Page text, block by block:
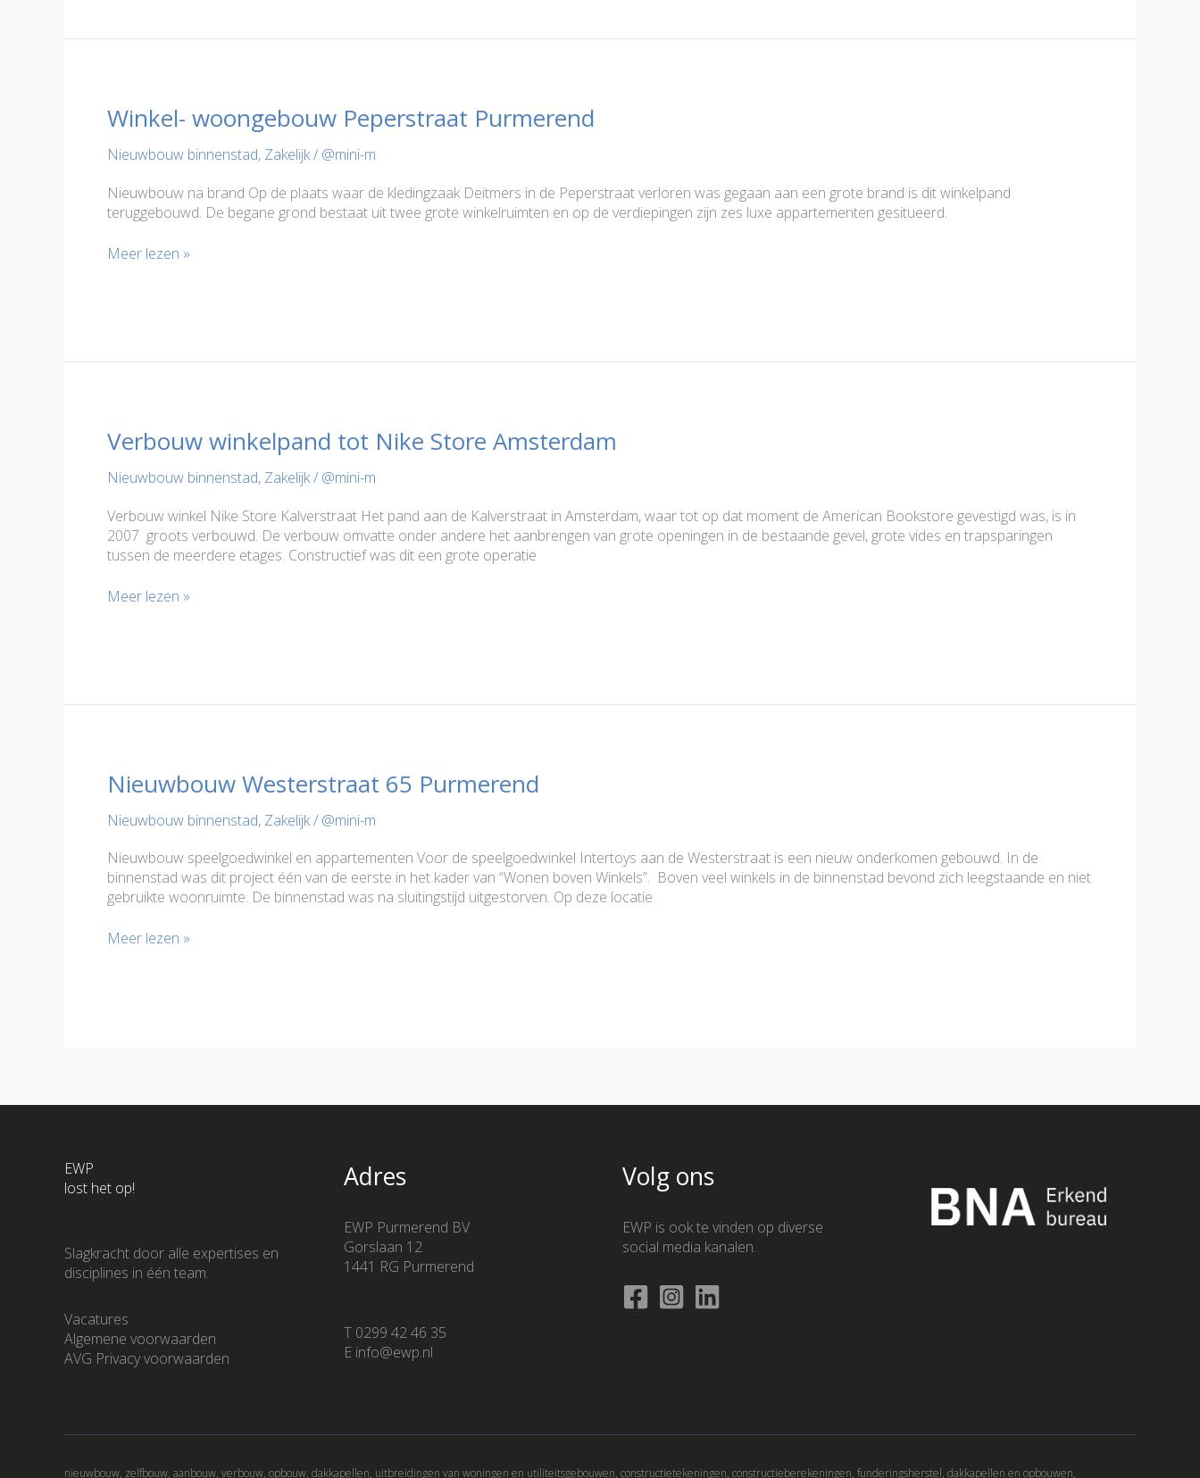
Winkel- woongebouw Peperstraat Purmerend
Nieuwbouw binnenstad, Zakelijk/ @mini-m
Nieuwbouw na brand Op de plaats waar de kledingzaak Deitmers in de Peperstraat verloren was gegaan aan een grote brand is dit winkelpand
teruggebouwd. De begane grond bestaat uit twee grote winkelruimten en op de verdiepingen zijn zes luxe appartementen gesitueerd.
Winkel-
Meer lezen »
Verbouw winkelpand tot Nike Store Amsterdam
Nieuwbouw binnenstad, Zakelijk/ @mini-m
Verbouw winkel Nike Store Kalverstraat Het pand aan de Kalverstraat in Amsterdam, waar tot op dat moment de American Bookstore gevestigd was, is in
2007 groots verbouwd. De verbouw omvatte onder andere het aanbrengen van grote openingen in de bestaande gevel, grote vides en trapsparingen
tussen de meerdere etages. Constructief was dit een grote operatie
Verbouw
Meer lezen »
Nieuwbouw Westerstraat 65 Purmerend
Nieuwbouw binnenstad, Zakelijk/ @mini-m
Nieuwbouw speelgoedwinkel en appartementen Voor de speelgoedwinkel Intertoys aan de Westerstraat is een nieuw onderkomen gebouwd. In de
binnenstad was dit project één van de eerste in het kader van “Wonen boven Winkels”. Boven veel winkels in de binnenstad bevond zich leegstaande en niet
gebruikte woonruimte. De binnenstad was na sluitingstijd uitgestorven. Op deze locatie
Nieuwbouw
Meer lezen »
EWP
lost het op!
Slagkracht door alle expertises en
disciplines in één team.
Vacatures
Algemene voorwaarden
AVG Privacy voorwaarden
Adres
EWP Purmerend BV
Gorslaan 12
1441 RG Purmerend
T 0299 42 46 35
E info@ewp.nl
Volg ons
EWP is ook te vinden op diverse
social media kanalen.
nieuwbouw, zelfbouw, aanbouw, verbouw, opbouw, dakkapellen, uitbreidingen van woningen en utiliteitsgebouwen, constructietekeningen, constructieberekeningen, funderingsherstel, dakkapellen en opbouwen,